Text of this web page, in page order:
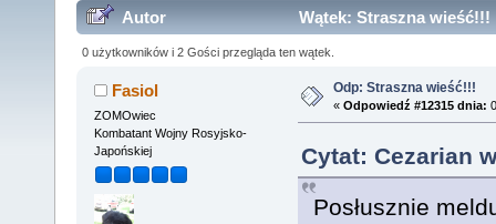
Autor Wątek: Straszna
0 użytkowników i 2 Gości przegląda ten wątek.
Fasiol
ZOMOwiec
Kombatant Wojny Rosyjsko-
Japońskiej
Odp: Straszna wieść!!!
« Odpowiedź #12315 dnia:
Cytat: Cezarian
Posłusznie